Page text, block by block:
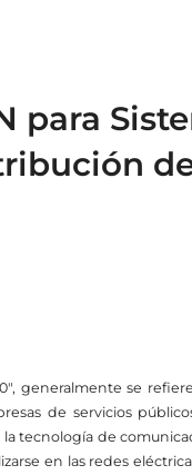
para
generalmente se
de servicios
la tecnología de
en las redes